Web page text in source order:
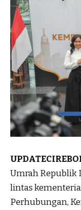
Umrah Republik
lintas
Perhubungan,